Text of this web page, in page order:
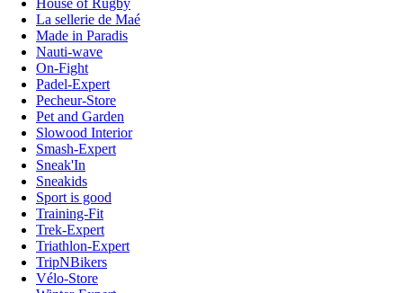
House of Rugby
La sellerie de Maé
Made in Paradis
Nauti-wave
On-Fight
Padel-Expert
Pecheur-Store
Pet and Garden
Slowood Interior
Smash-Expert
Sneak'In
Sneakids
Sport is good
Training-Fit
Trek-Expert
Triathlon-Expert
TripNBikers
Vélo-Store